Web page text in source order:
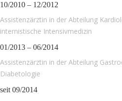
10/2010 – 12/2012
Assistenzärztin in der Abteilung
internistische Intensivmedizin
01/2013 – 06/2014
Assistenzärztin in der Abteilung
Diabetologie
seit 09/2014